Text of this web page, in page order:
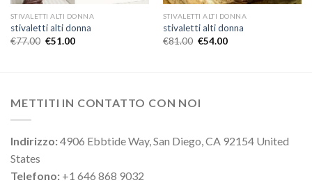
STIVALETTI ALTI DONNA
stivaletti alti donna
€77.00 €51.00
STIVALETTI ALTI DONNA
stivaletti alti donna
€81.00 €54.00
METTITI IN CONTATTO CON NOI
Indirizzo:4906 Ebbtide Way, San Diego, CA 92154 United
States
Telefono: +1 646 868 9032